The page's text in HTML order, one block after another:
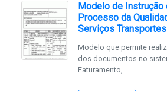
Modelo de Instrução
Processo da
Serviços
Modelo que permite
dos documentos no
Faturamento,...